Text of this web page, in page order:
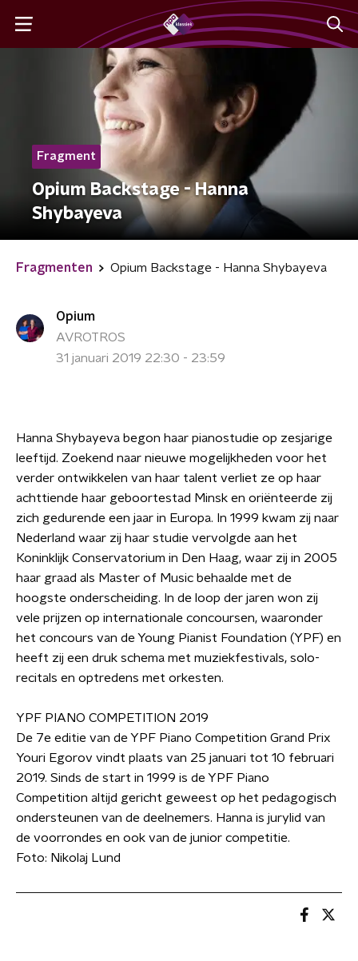
Fragment
Opium Backstage - Hanna
Shybayeva
Fragmenten Opium Backstage - Hanna Shybayeva
Opium
AVROTROS
31 januari 2019 22:30 - 23:59
Hanna Shybayeva begon haar pianostudie op zesjarige
leeftijd. Zoekend naar nieuwe mogelijkheden voor het
verder ontwikkelen van haar talent verliet ze op haar
achttiende haar geboortestad Minsk en oriënteerde zij
zich gedurende een jaar in Europa. In 1999 kwam zij naar
Nederland waar zij haar studie vervolgde aan het
Koninklijk Conservatorium in Den Haag, waar zij in 2005
haar graad als Master of Music behaalde met de
hoogste onderscheiding. In de loop der jaren won zij
vele prijzen op internationale concoursen, waaronder
het concours van de Young Pianist Foundation (YPF) en
heeft zij een druk schema met muziekfestivals, solo-
recitals en optredens met orkesten.
YPF PIANO COMPETITION 2019
De 7e editie van de YPF Piano Competition Grand Prix
Youri Egorov vindt plaats van 25 januari tot 10 februari
2019. Sinds de start in 1999 is de YPF Piano
Competition altijd gericht geweest op het pedagogisch
ondersteunen van de deelnemers. Hanna is jurylid van
de voorrondes en ook van de junior competitie.
Foto: Nikolaj Lund